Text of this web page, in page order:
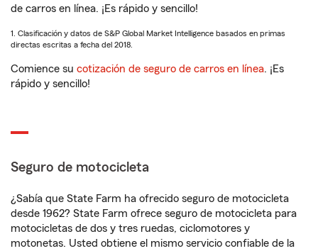
de carros en línea. ¡Es rápido y sencillo!
1. Clasificación y datos de S&P Global Market Intelligence basados en primas
directas escritas a fecha del 2018.
Comience su cotización de seguro de carros en línea. ¡Es
rápido y sencillo!
Seguro de motocicleta
¿Sabía que State Farm ha ofrecido seguro de motocicleta
desde 1962? State Farm ofrece seguro de motocicleta para
motocicletas de dos y tres ruedas, ciclomotores y
motonetas. Usted obtiene el mismo servicio confiable de la